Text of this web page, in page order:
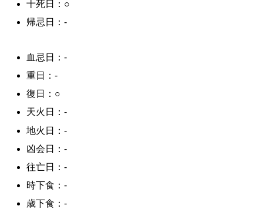
十死日：○
帰忌日：-
血忌日：-
重日：-
復日：○
天火日：-
地火日：-
凶会日：-
往亡日：-
時下食：-
歳下食：-